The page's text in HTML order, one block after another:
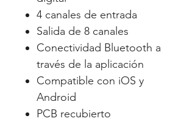
4 canales de entrada
Salida de 8 canales
Conectividad Bluetooth a
través de la aplicación
Compatible con iOS y
Android
PCB recubierto